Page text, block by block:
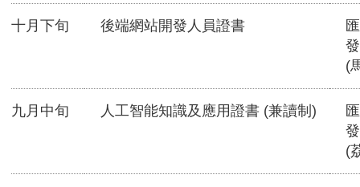
十月下旬 後端網站開發人員證書
(
九月中旬 人工智能知識及應用證書 (兼讀制)
(